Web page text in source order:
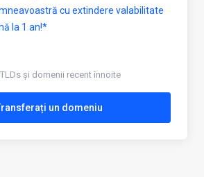
cu extindere valabilitate
la 1 an!*
și domenii recent înnoite
un domeniu